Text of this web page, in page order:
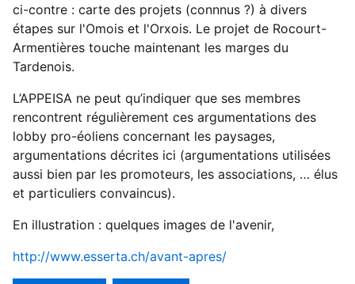
ci-contre : carte des projets (connnus ?) à divers
étapes sur l'Omois et l'Orxois. Le projet de Rocourt-
Armentières touche maintenant les marges du
Tardenois.
L’APPEISA ne peut qu’indiquer que ses membres
rencontrent régulièrement ces argumentations des
lobby pro-éoliens concernant les paysages,
argumentations décrites ici (argumentations utilisées
aussi bien par les promoteurs, les associations, … élus
et particuliers convaincus).
En illustration : quelques images de l'avenir,
http://www.esserta.ch/avant-apres/